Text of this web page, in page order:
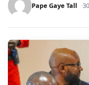
Pape Gaye Tall